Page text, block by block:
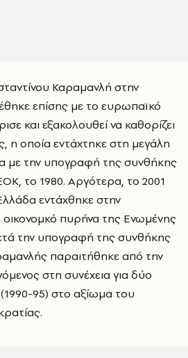
Καραμανλή στην
επίσης με το ευρωπαϊκό
και εξακολουθεί να καθορίζει
η οποία εντάχτηκε στη μεγάλη
με την υπογραφή της συνθήκης
το 1980. Αργότερα, το 2001
εντάχθηκε στην
πυρήνα της Ενωμένης
την υπογραφή της συνθήκης
παραιτήθηκε από την
στη συνέχεια για δύο
95) στο αξίωμα του